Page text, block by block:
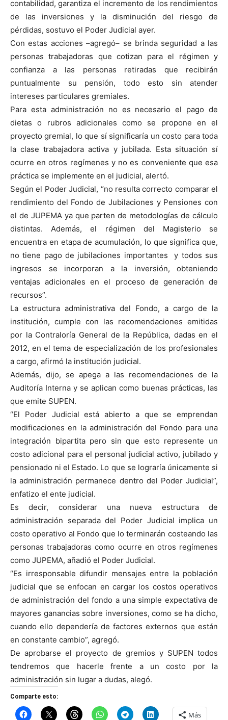
contabilidad, garantiza el incremento de los rendimientos
de las inversiones y la disminución del riesgo de
pérdidas, sostuvo el Poder Judicial ayer.
Con estas acciones –agregó– se brinda seguridad a las
personas trabajadoras que cotizan para el régimen y
confianza a las personas retiradas que recibirán
puntualmente su pensión, todo esto sin atender
intereses particulares gremiales.
Para esta administración no es necesario el pago de
dietas o rubros adicionales como se propone en el
proyecto gremial, lo que sí significaría un costo para toda
la clase trabajadora activa y jubilada. Esta situación sí
ocurre en otros regímenes y no es conveniente que esa
práctica se implemente en el judicial, alertó.
Según el Poder Judicial, “no resulta correcto comparar el
rendimiento del Fondo de Jubilaciones y Pensiones con
el de JUPEMA ya que parten de metodologías de cálculo
distintas. Además, el régimen del Magisterio se
encuentra en etapa de acumulación, lo que significa que,
no tiene pago de jubilaciones importantes y todos sus
ingresos se incorporan a la inversión, obteniendo
ventajas adicionales en el proceso de generación de
recursos”.
La estructura administrativa del Fondo, a cargo de la
institución, cumple con las recomendaciones emitidas
por la Contraloría General de la República, dadas en el
2012, en el tema de especialización de los profesionales
a cargo, afirmó la institución judicial.
Además, dijo, se apega a las recomendaciones de la
Auditoría Interna y se aplican como buenas prácticas, las
que emite SUPEN.
“El Poder Judicial está abierto a que se emprendan
modificaciones en la administración del Fondo para una
integración bipartita pero sin que esto represente un
costo adicional para el personal judicial activo, jubilado y
pensionado ni el Estado. Lo que se lograría únicamente si
la administración permanece dentro del Poder Judicial”,
enfatizo el ente judicial.
Es decir, considerar una nueva estructura de
administración separada del Poder Judicial implica un
costo operativo al Fondo que lo terminarán costeando las
personas trabajadoras como ocurre en otros regímenes
como JUPEMA, añadió el Poder Judicial.
“Es irresponsable difundir mensajes entre la población
judicial que se enfocan en cargar los costos operativos
de administración del fondo a una simple expectativa de
mayores ganancias sobre inversiones, como se ha dicho,
cuando ello dependería de factores externos que están
en constante cambio”, agregó.
De aprobarse el proyecto de gremios y SUPEN todos
tendremos que hacerle frente a un costo por la
administración sin lugar a dudas, alegó.
Comparte esto:
Más